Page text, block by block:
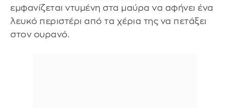
εμφανίζεται ντυμένη στα μαύρα να αφήνει ένα
λευκό περιστέρι από τα χέρια της να πετάξει
στον ουρανό.